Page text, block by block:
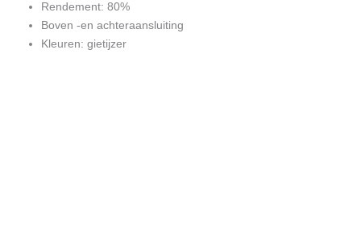
Rendement: 80%
Boven -en achteraansluiting
Kleuren: gietijzer